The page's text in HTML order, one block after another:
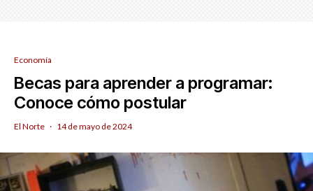
Economía
Becas para aprender a programar:
Conoce cómo postular
El Norte · 14 de mayo de 2024